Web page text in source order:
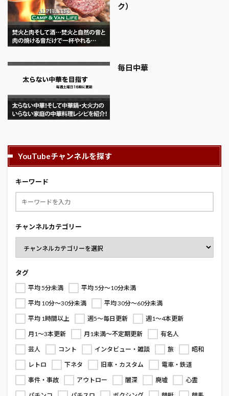
ク）
毎日中華
YouTubeチャンネルを探す
キーワード
チャンネルカテゴリー
タグ
平均 5分未満
平均 5分～10分未満
平均 10分～30分未満
平均 30分～60分未満
平均 1時間以上
週5～毎日更新
週1～4本更新
月1～3本更新
月1未満～不定期更新
有名人
芸人
コント インタビュー・雑談 旅
昭和
レトロ
下ネタ 旧車・カスタム
電車・鉄道
事件・事故
アウトロー 闇深 廃墟
心霊